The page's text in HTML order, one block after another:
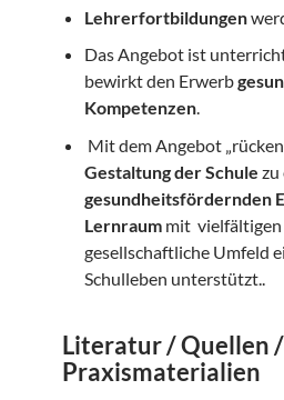
Lehrerfortbildungen
Das Angebot ist
bewirkt den Erwerb
Kompetenzen.
Mit dem Angebot
Gestaltung der Schule zu
gesundheitsfördernden
Lernraum mit
gesellschaftliche Umfeld
Schulleben unterstützt..
Literatur / Quellen /
Praxismaterialien